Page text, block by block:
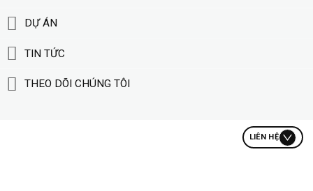
DỰ ÁN
TIN TỨC
THEO DÕI CHÚNG TÔI
LIÊN HỆ